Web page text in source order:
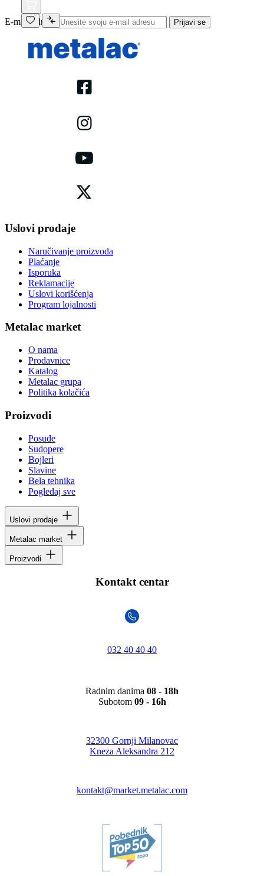
E-mail adresa Prijavi se
Uslovi prodaje
Naručivanje proizvoda
Plaćanje
Isporuka
Reklamacije
Uslovi korišćenja
Program lojalnosti
Metalac market
O nama
Prodavnice
Katalog
Metalac grupa
Politika kolačića
Proizvodi
Posuđe
Sudopere
Bojleri
Slavine
Bela tehnika
Pogledaj sve
Uslovi prodaje
Metalac market
Proizvodi
Kontakt centar
032 40 40 40
Radnim danima 08 - 18h
Subotom 09 - 16h
32300 Gornji Milanovac
Kneza Aleksandra 212
kontakt@market.metalac.com